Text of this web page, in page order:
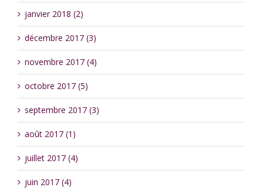
janvier 2018 (2)
décembre 2017 (3)
novembre 2017 (4)
octobre 2017 (5)
septembre 2017 (3)
août 2017 (1)
juillet 2017 (4)
juin 2017 (4)